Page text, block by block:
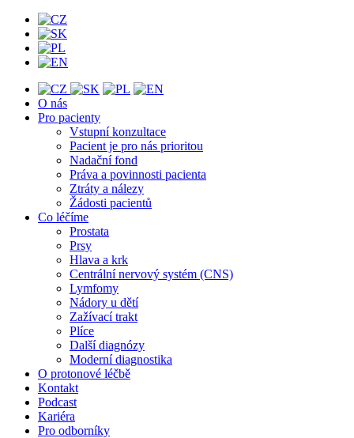
O nás
Pro pacienty
Vstupní konzultace
Pacient je pro nás prioritou
Nadační fond
Práva a povinnosti pacienta
Ztráty a nálezy
Žádosti pacientů
Co léčíme
Prostata
Prsy
Hlava a krk
Centrální nervový systém (CNS)
Lymfomy
Nádory u dětí
Zažívací trakt
Plíce
Další diagnózy
Moderní diagnostika
O protonové léčbě
Kontakt
Podcast
Kariéra
Pro odborníky